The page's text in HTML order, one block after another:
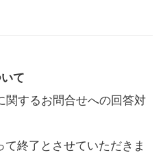
て
関するお問合せへの回答対
終了とさせていただきま